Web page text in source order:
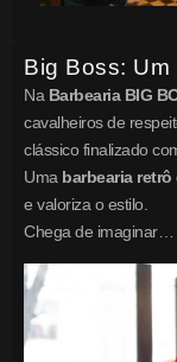
Big Boss:
Na Barbearia BIG
cavalheiros de
clássico finalizado
Uma barbearia
e valoriza o estilo.
Chega de imaginar…